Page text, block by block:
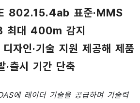
802.15.4ab 표준·MMS
최대 400m 감지
자인·기술 지원 제공해 제품
·출시 기간 단축
에 레이더 기술을 공급하며 기술력